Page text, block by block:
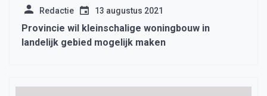
Redactie 13 augustus 2021
Provincie wil kleinschalige woningbouw in
landelijk gebied mogelijk maken